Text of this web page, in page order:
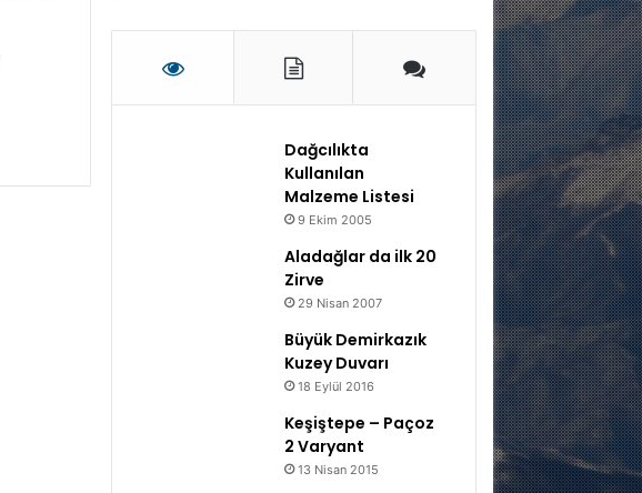
Dağcılıkta
Kullanılan
Malzeme Listesi
9 Ekim 2005
Aladağlar da ilk 20
Zirve
29 Nisan 2007
Büyük Demirkazık
Kuzey Duvarı
18 Eylül 2016
Keşiştepe – Paçoz
2 Varyant
13 Nisan 2015